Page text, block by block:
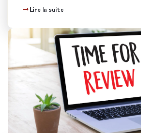
Lire la suite